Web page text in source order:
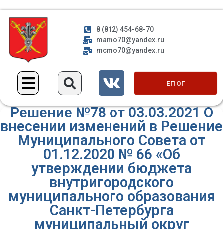
8 (812) 454-68-70
mamo70@yandex.ru
mcmo70@yandex.ru
ЕП ОГ
Решение №78 от 03.03.2021 О
внесении изменений в Решение
Муниципального Совета от
01.12.2020 № 66 «Об
утверждении бюджета
внутригородского
муниципального образования
Санкт-Петербурга
муниципальный округ